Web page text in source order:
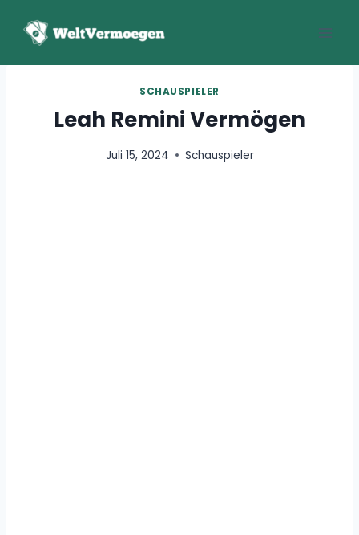
Inhalt
SCHAUSPIELER
Leah Remini Vermögen
Juli 15, 2024 Schauspieler